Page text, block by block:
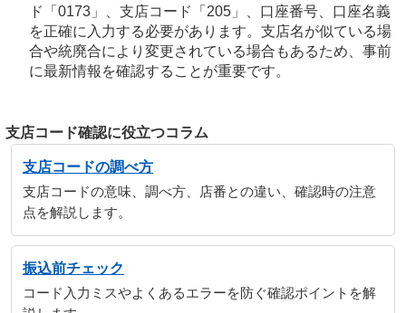
ド「0173」、支店コード「205」、口座番号、口座名義
を正確に入力する必要があります。支店名が似ている場
合や統廃合により変更されている場合もあるため、事前
に最新情報を確認することが重要です。
支店コード確認に役立つコラム
支店コードの調べ方
支店コードの意味、調べ方、店番との違い、確認時の注意
点を解説します。
振込前チェック
コード入力ミスやよくあるエラーを防ぐ確認ポイントを解